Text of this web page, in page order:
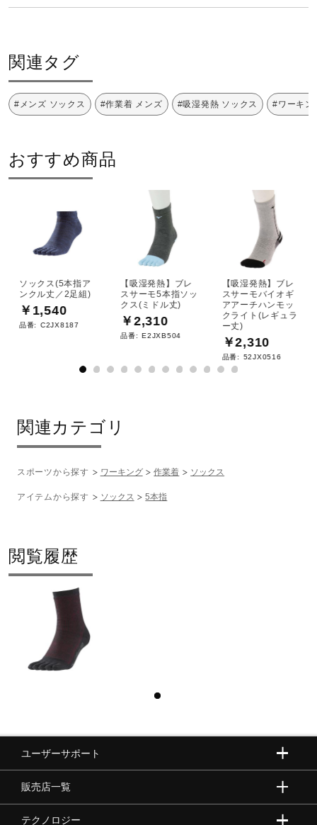
セール
直営店一覧
取扱店一覧
25～27cm
09：ブラック
96：ブラック×レッド
綿、ナイロン、その他
中国製
発売シーズン
2018年秋冬
関連タグ
#メンズ ソックス #作業着 メンズ #吸湿発熱 ソックス #ワーキン
おすすめ商品
ソックス(5本指ア
ンクル丈／2足組)
￥1,540
品番: C2JX8187
【吸湿発熱】ブレ
スサーモ5本指ソッ
クス(ミドル丈)
￥2,310
品番: E2JXB504
【吸湿発熱】ブレ
スサーモバイオギ
アアーチハンモッ
クライト(レギュラ
ー丈)
￥2,310
品番: 52JX0516
関連カテゴリ
スポーツから探す ワーキング 作業着 ソックス
アイテムから探す ソックス 5本指
閲覧履歴
ユーザーサポート
販売店一覧
テクノロジー